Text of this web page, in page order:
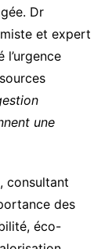
Dr
et expert
l’urgence
une
consultant
des
éco-